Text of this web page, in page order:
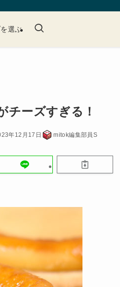
選ぶ
チーズすぎる！
年12月17日 mitok編集部員S